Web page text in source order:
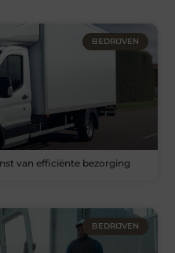
BEDRIJVEN
van efficiënte bezorging
BEDRIJVEN